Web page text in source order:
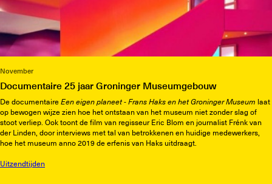
November
Documentaire 25 jaar Groninger Museumgebouw
De documentaire Een eigen planeet - Frans Haks en het Groninger Museum laat
op bewogen wijze zien hoe het ontstaan van het museum niet zonder slag of
stoot verliep. Ook toont de film van regisseur Eric Blom en journalist Frénk van
der Linden, door interviews met tal van betrokkenen en huidige medewerkers,
hoe het museum anno 2019 de erfenis van Haks uitdraagt.
Uitzendtijden